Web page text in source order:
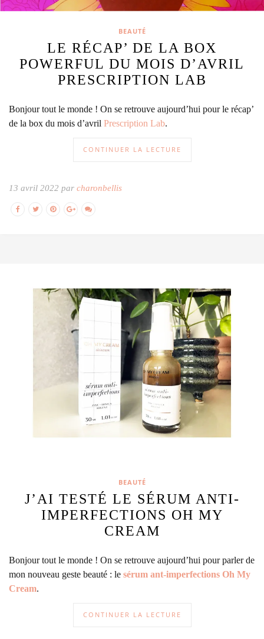
BEAUTÉ
LE RÉCAP’ DE LA BOX
POWERFUL DU MOIS D’AVRIL
PRESCRIPTION LAB
Bonjour tout le monde ! On se retrouve aujourd’hui pour le récap’
de la box du mois d’avril Prescription Lab.
CONTINUER LA LECTURE
13 avril 2022 par charonbellis
BEAUTÉ
J’AI TESTÉ LE SÉRUM ANTI-
IMPERFECTIONS OH MY
CREAM
Bonjour tout le monde ! On se retrouve aujourd’hui pour parler de
mon nouveau geste beauté : le sérum ant-imperfections Oh My
Cream.
CONTINUER LA LECTURE